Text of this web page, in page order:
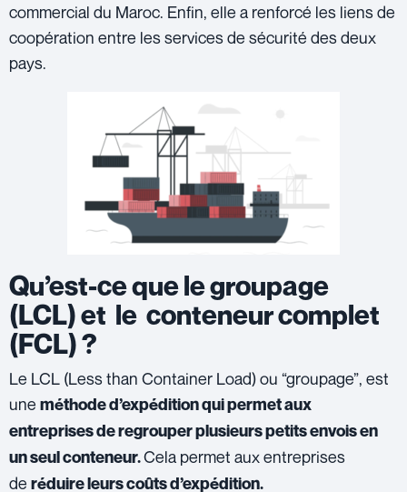
commercial du Maroc. Enfin, elle a renforcé les liens de
coopération entre les services de sécurité des deux
pays.
Qu’est-ce que le groupage
(LCL) et le conteneur complet
(FCL) ?
Le LCL (Less than Container Load) ou “groupage”, est
une méthode d’expédition qui permet aux
entreprises de regrouper plusieurs petits envois en
un seul conteneur.Cela permet aux entreprises
de réduire leurs coûts d’expédition.